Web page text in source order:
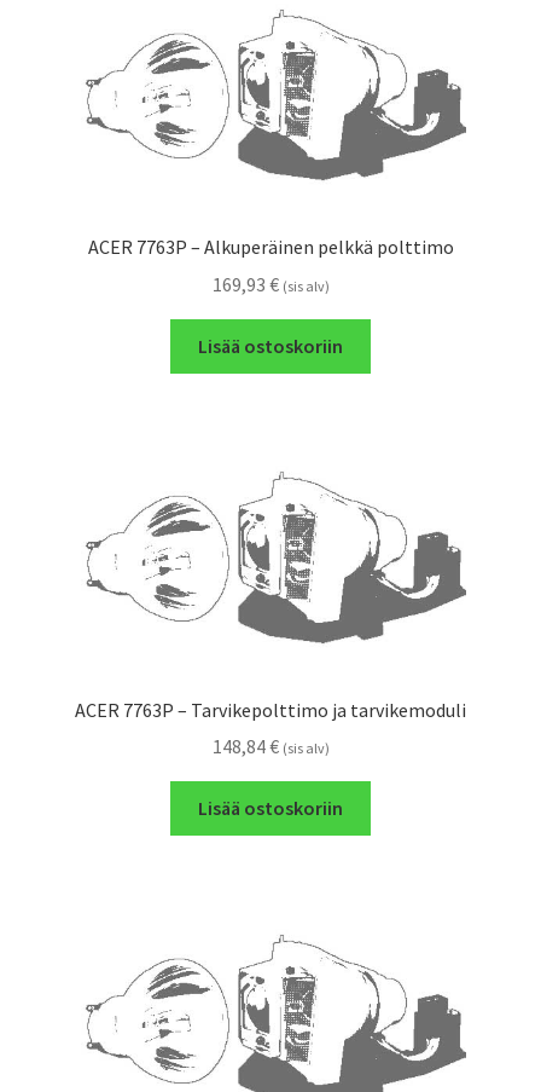
ACER 7763P – Alkuperäinen pelkkä polttimo
169,93 € (sis alv)
Lisää ostoskoriin
ACER 7763P – Tarvikepolttimo ja tarvikemoduli
148,84€ (sis alv)
Lisää ostoskoriin